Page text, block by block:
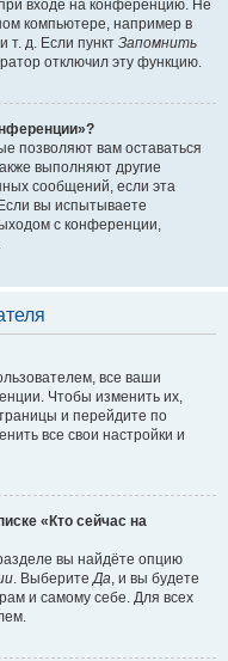
входе на конференцию. Не
компьютере, например в
т. д. Если пункт Запомнить
отключил эту функцию.
позволяют вам оставаться
выполняют другие
сообщений, если эта
вы испытываете
с конференции,
все ваши
Чтобы изменить их,
и перейдите по
все свои настройки и
«Кто сейчас на
вы найдёте опцию
. ВыберитеДа, и вы будете
и самому себе. Для всех